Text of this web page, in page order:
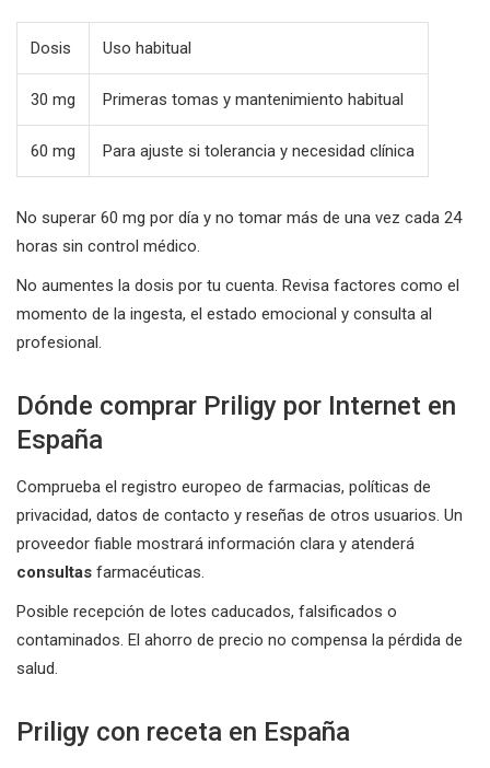
Dosis Uso habitual
30 mg Primeras tomas y mantenimiento habitual
60 mg Para ajuste si tolerancia y necesidad clínica
No superar 60 mg por día y no tomar más de una vez cada 24
horas sin control médico.
No aumentes la dosis por tu cuenta. Revisa factores como el
momento de la ingesta, el estado emocional y consulta al
profesional.
Dónde comprar Priligy por Internet en
España
Comprueba el registro europeo de farmacias, políticas de
privacidad, datos de contacto y reseñas de otros usuarios. Un
proveedor fiable mostrará información clara y atenderá
consultas farmacéuticas.
Posible recepción de lotes caducados, falsificados o
contaminados. El ahorro de precio no compensa la pérdida de
salud.
Priligy con receta en España